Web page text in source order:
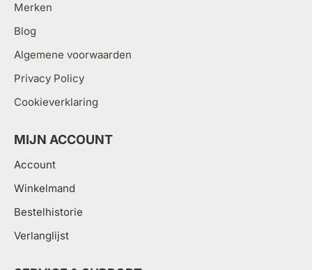
Merken
Blog
Algemene voorwaarden
Privacy Policy
Cookieverklaring
MIJN ACCOUNT
Account
Winkelmand
Bestelhistorie
Verlanglijst